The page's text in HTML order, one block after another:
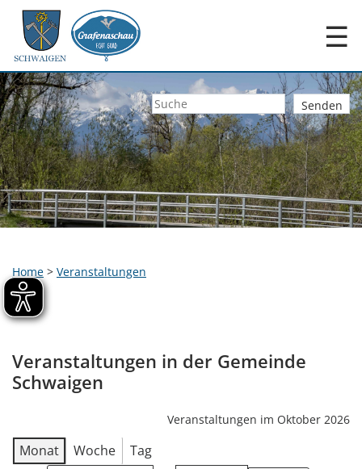
☰
Home > Veranstaltungen
Veranstaltungen in der Gemeinde
Schwaigen
Veranstaltungen im Oktober 2026
Monat Woche Tag